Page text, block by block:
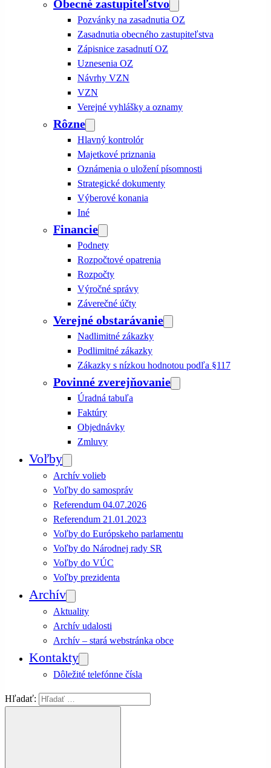
Obecné zastupiteľstvo
Pozvánky na zasadnutia OZ
Zasadnutia obecného zastupiteľstva
Zápisnice zasadnutí OZ
Uznesenia OZ
Návrhy VZN
VZN
Verejné vyhlášky a oznamy
Rôzne
Hlavný kontrolór
Majetkové priznania
Oznámenia o uložení písomnosti
Strategické dokumenty
Výberové konania
Iné
Financie
Podnety
Rozpočtové opatrenia
Rozpočty
Výročné správy
Záverečné účty
Verejné obstarávanie
Nadlimitné zákazky
Podlimitné zákazky
Zákazky s nízkou hodnotou podľa §117
Povinné zverejňovanie
Úradná tabuľa
Faktúry
Objednávky
Zmluvy
Voľby
Archív volieb
Voľby do samospráv
Referendum 04.07.2026
Referendum 21.01.2023
Voľby do Európskeho parlamentu
Voľby do Národnej rady SR
Voľby do VÚC
Voľby prezidenta
Archív
Aktuality
Archív udalosti
Archív – stará webstránka obce
Kontakty
Dôležité telefónne čísla
Hľadať: